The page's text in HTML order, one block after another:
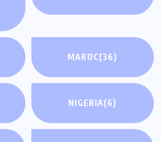
MAROC(36)
NIGERIA(6)